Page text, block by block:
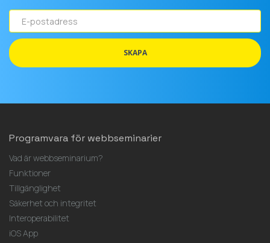
postadress
SKAPA
Programvara för webbseminarier
Vad är webbseminarium?
Funktioner
Tillgänglighet
Säkerhet och integritet
Interoperabilitet
iOS App